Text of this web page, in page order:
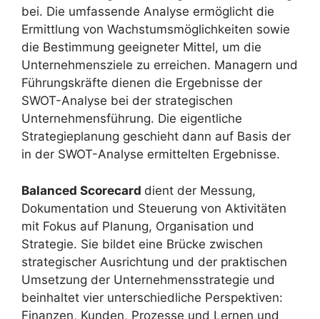
bei. Die umfassende Analyse ermöglicht die
Ermittlung von Wachstumsmöglichkeiten sowie
die Bestimmung geeigneter Mittel, um die
Unternehmensziele zu erreichen. Managern und
Führungskräfte dienen die Ergebnisse der
SWOT-Analyse bei der strategischen
Unternehmensführung. Die eigentliche
Strategieplanung geschieht dann auf Basis der
in der SWOT-Analyse ermittelten Ergebnisse.
Balanced Scorecard dient der Messung,
Dokumentation und Steuerung von Aktivitäten
mit Fokus auf Planung, Organisation und
Strategie. Sie bildet eine Brücke zwischen
strategischer Ausrichtung und der praktischen
Umsetzung der Unternehmensstrategie und
beinhaltet vier unterschiedliche Perspektiven:
Finanzen, Kunden, Prozesse und Lernen und